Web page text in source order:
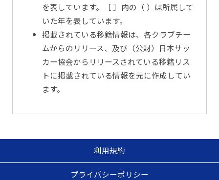
を表しています。［ ］内の（ ）は所属して
いた年を表しています。
掲載されている移籍情報は、各クラブチー
ムからのリリース、及び（公財）日本サッ
カー協会からリリースされている移籍リス
トに掲載されている情報を元に作成してい
ます。
利用規約
プライバシーポリシー